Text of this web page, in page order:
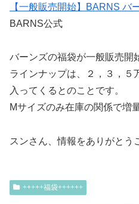
【一般販売開始】BARNS バ
BARNS公式
バーンズの福袋が一般販売開
ラインナップは、２，３，５
入ってくるとのことです。
Mサイズのみ在庫の関係で増
スンさん、情報をありがとう
+++++福袋++++++